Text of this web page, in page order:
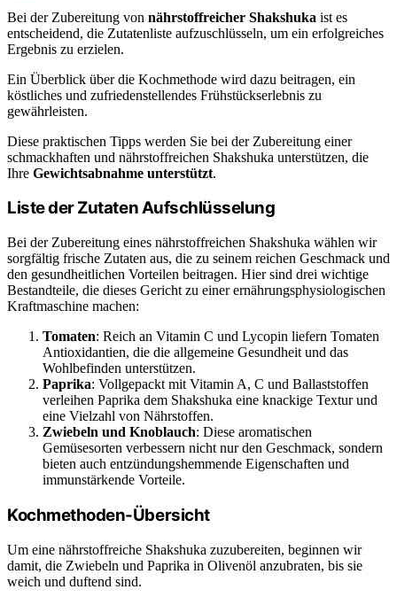
Bei der Zubereitung von nährstoffreicher Shakshuka ist es
entscheidend, die Zutatenliste aufzuschlüsseln, um ein erfolgreiches
Ergebnis zu erzielen.
Ein Überblick über die Kochmethode wird dazu beitragen, ein
köstliches und zufriedenstellendes Frühstückserlebnis zu
gewährleisten.
Diese praktischen Tipps werden Sie bei der Zubereitung einer
schmackhaften und nährstoffreichen Shakshuka unterstützen, die
Ihre Gewichtsabnahme unterstützt.
Liste der Zutaten Aufschlüsselung
Bei der Zubereitung eines nährstoffreichen Shakshuka wählen wir
sorgfältig frische Zutaten aus, die zu seinem reichen Geschmack und
den gesundheitlichen Vorteilen beitragen. Hier sind drei wichtige
Bestandteile, die dieses Gericht zu einer ernährungsphysiologischen
Kraftmaschine machen:
Tomaten: Reich an Vitamin C und Lycopin liefern Tomaten
Antioxidantien, die die allgemeine Gesundheit und das
Wohlbefinden unterstützen.
Paprika: Vollgepackt mit Vitamin A, C und Ballaststoffen
verleihen Paprika dem Shakshuka eine knackige Textur und
eine Vielzahl von Nährstoffen.
Zwiebeln und Knoblauch: Diese aromatischen
Gemüsesorten verbessern nicht nur den Geschmack, sondern
bieten auch entzündungshemmende Eigenschaften und
immunstärkende Vorteile.
Kochmethoden-Übersicht
Um eine nährstoffreiche Shakshuka zuzubereiten, beginnen wir
damit, die Zwiebeln und Paprika in Olivenöl anzubraten, bis sie
weich und duftend sind.